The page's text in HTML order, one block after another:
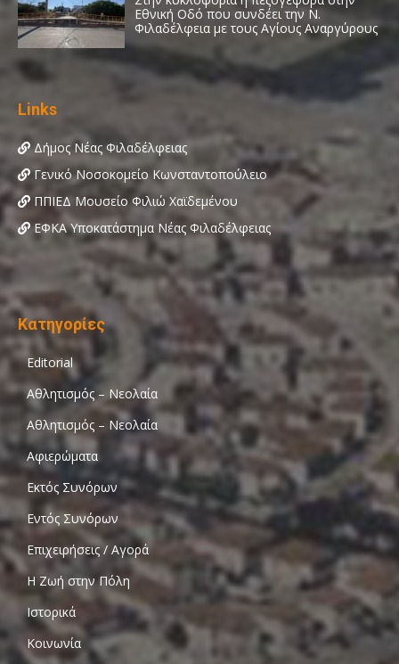
Links
Δήμος Νέας Φιλαδέλφειας
Γενικό Νοσοκομείο Κωνσταντοπούλειο
ΠΠΙΕΔ Μουσείο Φιλιώ Χαϊδεμένου
ΕΦΚΑ Υποκατάστημα Νέας Φιλαδέλφειας
Κατηγορίες
Editorial
Αθλητισμός – Νεολαία
Αθλητισμός – Νεολαία
Αφιερώματα
Εκτός Συνόρων
Εντός Συνόρων
Επιχειρήσεις / Αγορά
Η Ζωή στην Πόλη
Ιστορικά
Κοινωνία